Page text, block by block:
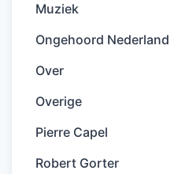
Muziek
Ongehoord Nederland
Over
Overige
Pierre Capel
Robert Gorter